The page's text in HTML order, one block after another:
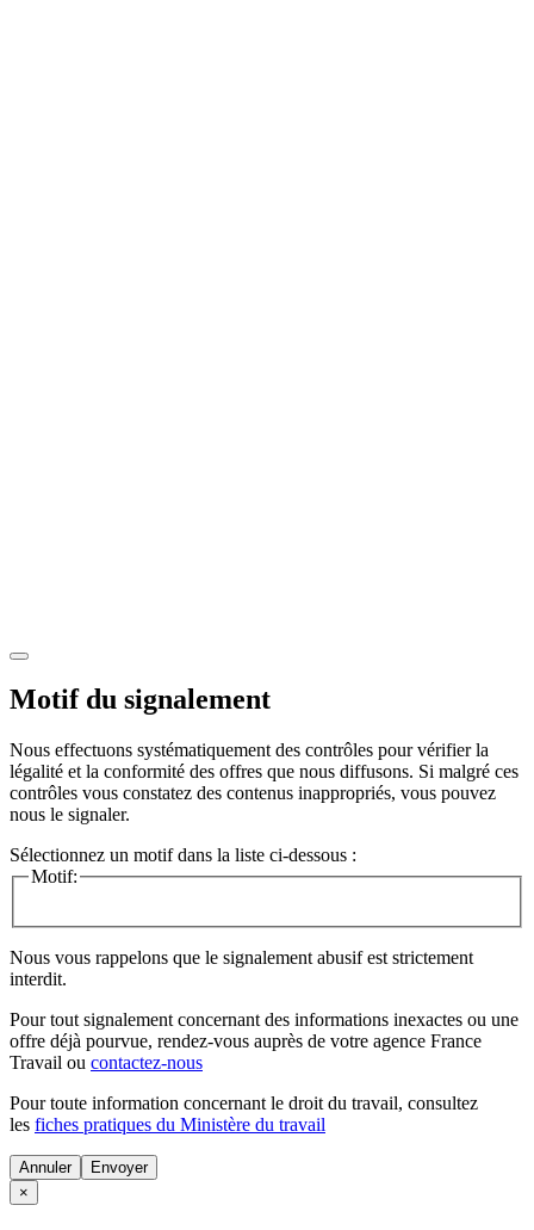
Motif du signalement
Nous effectuons systématiquement des contrôles pour vérifier la
légalité et la conformité des offres que nous diffusons. Si malgré ces
contrôles vous constatez des contenus inappropriés, vous pouvez
nous le signaler.
Sélectionnez un motif dans la liste ci-dessous :
Motif:
Nous vous rappelons que le signalement abusif est strictement
interdit.
Pour tout signalement concernant des informations inexactes ou une
offre déjà pourvue, rendez-vous auprès de votre agence France
Travail ou contactez-nous
Pour toute information concernant le droit du travail, consultez
les fiches pratiques du Ministère du travail
Annuler
×